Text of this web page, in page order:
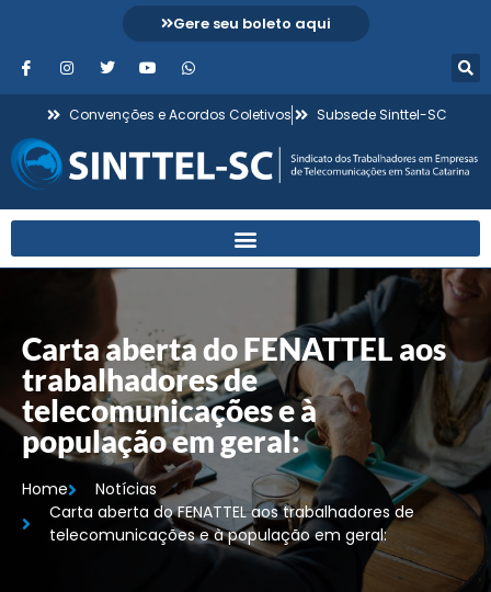
Gere seu boleto aqui
Convenções e Acordos Coletivos Subsede Sinttel-SC
Carta aberta do FENATTEL aos
trabalhadores de
telecomunicações e à
população em geral:
Home
Notícias
Carta aberta do FENATTEL aos trabalhadores de
telecomunicações e à população em geral: